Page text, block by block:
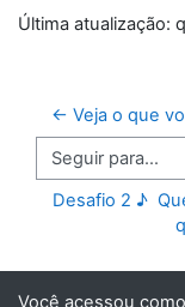
Última atualização:
← Veja o que
Seguir para...
Desafio 2 ♪
Você acessou